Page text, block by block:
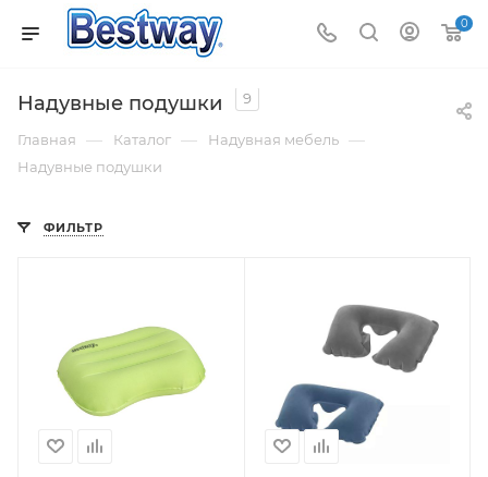
0
Надувные подушки 9
Главная — Каталог — Надувная мебель —
Надувные подушки
ФИЛЬТР